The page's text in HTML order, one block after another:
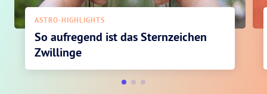
ASTRO-HIGHLIGHTS
So aufregend ist das Sternzeichen
Zwillinge